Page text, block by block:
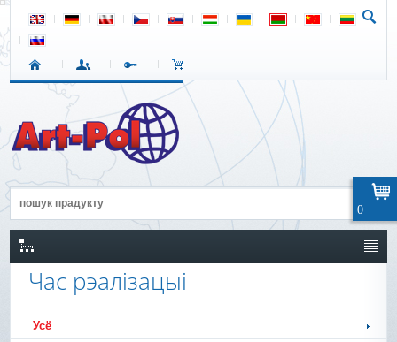
Час рэалізацыі
Усё
0